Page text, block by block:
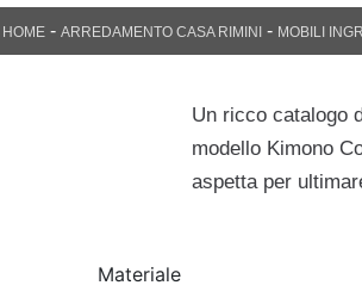
HOME- ARREDAMENTO CASA RIMINI - MOBILI
Un ricco catalogo
modello Kimono
aspetta per
Materiale